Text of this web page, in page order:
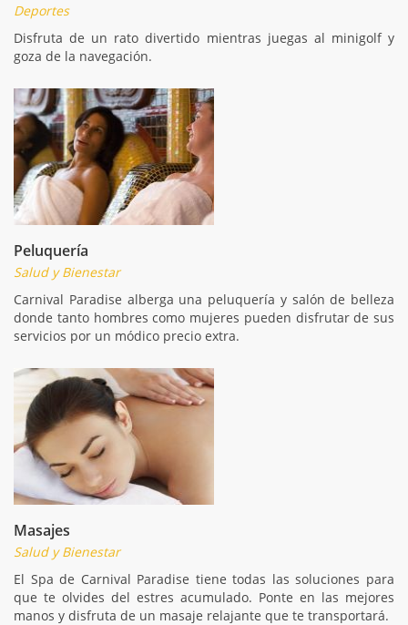
Deportes
Disfruta de un rato divertido mientras juegas al minigolf y
goza de la navegación.
Peluquería
Salud y Bienestar
Carnival Paradise alberga una peluquería y salón de belleza
donde tanto hombres como mujeres pueden disfrutar de sus
servicios por un módico precio extra.
Masajes
Salud y Bienestar
El Spa de Carnival Paradise tiene todas las soluciones para
que te olvides del estres acumulado. Ponte en las mejores
manos y disfruta de un masaje relajante que te transportará.